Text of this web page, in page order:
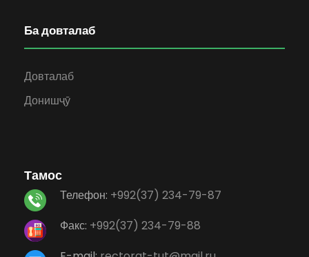
Ба довталаб
Довталаб
Донишҷӯ
Тамос
Телефон: +992(37) 234-79-87
Факс: +992(37) 234-79-88